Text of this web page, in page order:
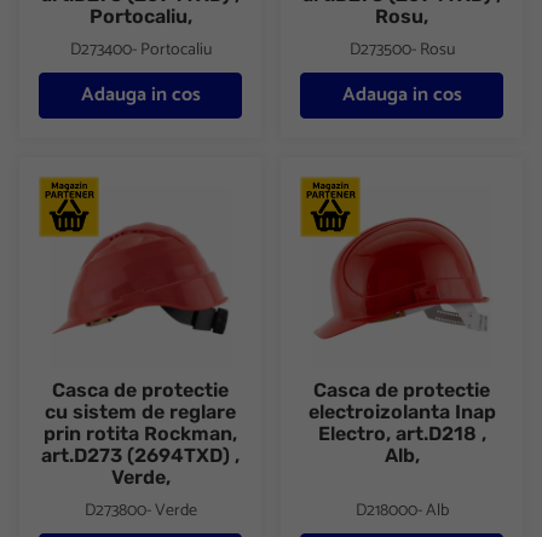
Portocaliu,
D273400- Portocaliu
Adauga in cos
Rosu,
D273500- Rosu
Adauga in cos
Casca de protectie cu sistem de reglare prin rotita Rockman,
Casca de protectie
cu sistem de reglare
prin rotita Rockman,
art.D273 (2694TXD) ,
Verde,
D273800- Verde
Casca de protectie
Casca de protectie
electroizolanta Inap
Electro, art.D218 ,
Alb,
D218000- Alb